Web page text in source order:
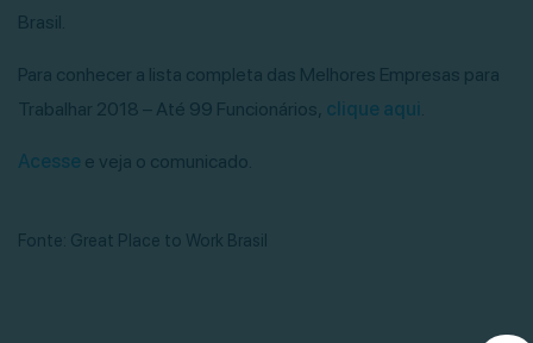
Brasil.
Para conhecer a lista completa das Melhores Empresas para
Trabalhar 2018 – Até 99 Funcionários, clique aqui.
Acesse e veja o comunicado.
Fonte: Great Place to Work Brasil